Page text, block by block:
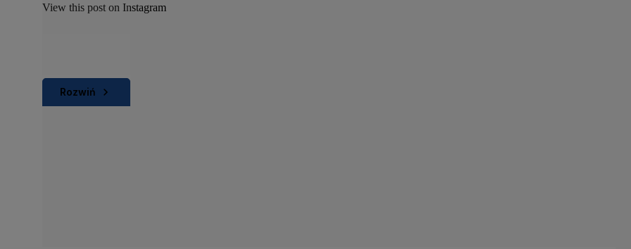
Rozwiń
View this post on Instagram